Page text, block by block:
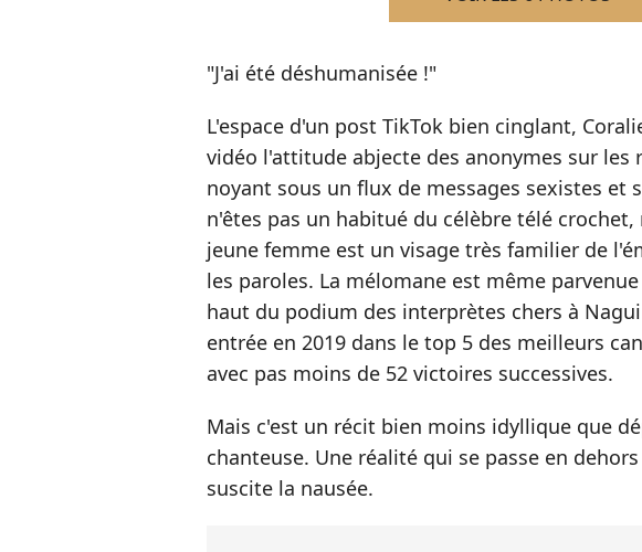
"J'ai été déshumanisée !"
L'espace d'un post TikTok bien cinglant,
vidéo l'attitude abjecte des anonymes sur les
noyant sous un flux de messages sexistes et
n'êtes pas un habitué du célèbre télé crochet,
jeune femme est un visage très familier de
les paroles. La mélomane est même
haut du podium des interprètes chers à
entrée en 2019 dans le top 5 des meilleurs
avec pas moins de 52 victoires successives.
Mais c'est un récit bien moins idyllique que
chanteuse. Une réalité qui se passe en
suscite la nausée.